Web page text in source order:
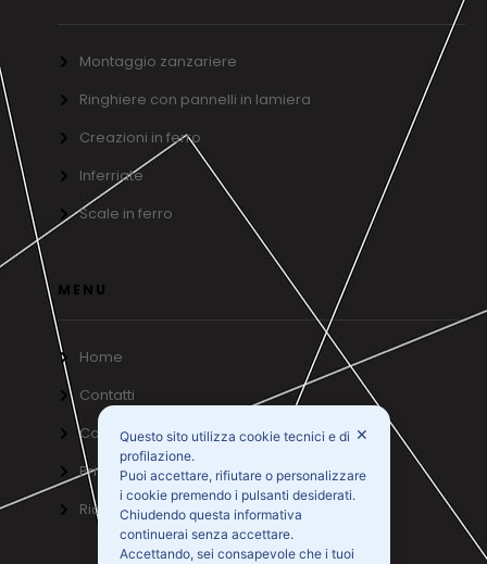
Montaggio zanzariere
Ringhiere con pannelli in lamiera
Creazioni in ferro
Inferriate
Scale in ferro
MENU
Home
Contatti
Cookie Policy
Privacy Policy
Richiedi un preventivo
✕
Questo sito utilizza cookie tecnici e di
profilazione.
Puoi accettare, rifiutare o personalizzare
i cookie premendo i pulsanti desiderati.
Chiudendo questa informativa
continuerai senza accettare.
Accettando, sei consapevole che i tuoi